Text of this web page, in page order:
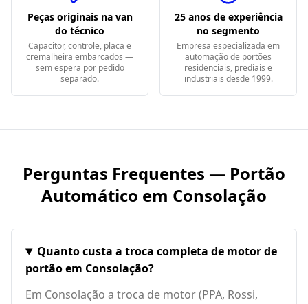
Peças originais na van
do técnico
Capacitor, controle, placa e
cremalheira embarcados —
sem espera por pedido
separado.
25 anos de experiência
no segmento
Empresa especializada em
automação de portões
residenciais, prediais e
industriais desde 1999.
Perguntas Frequentes — Portão
Automático em Consolação
Quanto custa a troca completa de motor de
portão em Consolação?
Em Consolação a troca de motor (PPA, Rossi,